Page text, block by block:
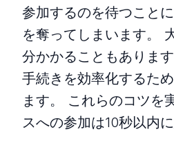
参加するのを待つこと
を奪ってしまいます。
分かかることもありま
手続きを効率化するた
ます。 これらのコツを
スへの参加は10秒以内